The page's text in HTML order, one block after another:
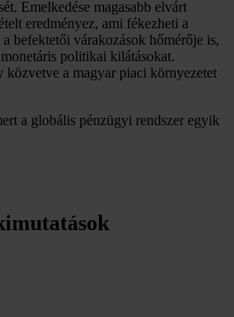
Emelkedése magasabb elvárt
eredményez, ami fékezheti a
befektetői várakozások hőmérője is,
politikai kilátásokat.
közvetve a magyar piaci környezetet
a globális pénzügyi rendszer egyik